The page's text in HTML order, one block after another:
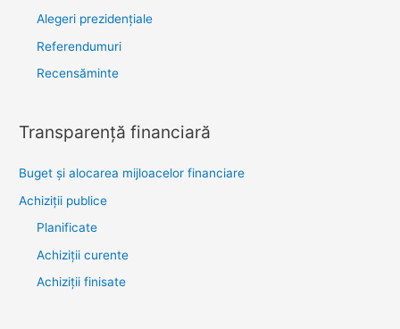
Alegeri prezidențiale
Referendumuri
Recensăminte
Transparenţă financiară
Buget și alocarea mijloacelor financiare
Achiziţii publice
Planificate
Achiziții curente
Achiziții finisate